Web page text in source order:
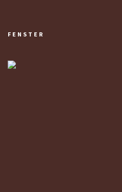
FENSTER